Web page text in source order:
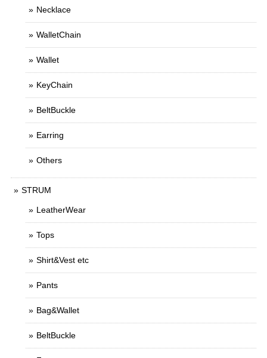
Necklace
WalletChain
Wallet
KeyChain
BeltBuckle
Earring
Others
STRUM
LeatherWear
Tops
Shirt&Vest etc
Pants
Bag&Wallet
BeltBuckle